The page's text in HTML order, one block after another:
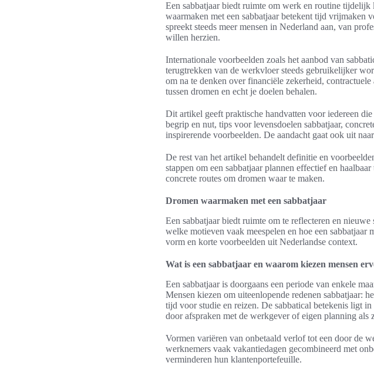
Een sabbatjaar biedt ruimte om werk en routine
waarmaken met een sabbatjaar betekent tijd vrijmaken
spreekt steeds meer mensen in Nederland aan, van
willen herzien.
Internationale voorbeelden zoals het aanbod van
terugtrekken van de werkvloer steeds gebruikelijker
om na te denken over financiële zekerheid,
tussen dromen en echt je doelen behalen.
Dit artikel geeft praktische handvatten voor iedereen
begrip en nut, tips voor levensdoelen sabbatjaar,
inspirerende voorbeelden. De aandacht gaat ook uit
De rest van het artikel behandelt definitie en
stappen om een sabbatjaar plannen effectief en
concrete routes om dromen waar te maken.
Dromen waarmaken met een sabbatjaar
Een sabbatjaar biedt ruimte om te reflecteren en
welke motieven vaak meespelen en hoe een
vorm en korte voorbeelden uit Nederlandse context.
Wat is een sabbatjaar en waarom kiezen mensen
Een sabbatjaar is doorgaans een periode van enkele
Mensen kiezen om uiteenlopende redenen sabbatjaar:
tijd voor studie en reizen. De sabbatical betekenis ligt
door afspraken met de werkgever of eigen planning als
Vormen variëren van onbetaald verlof tot een door de
werknemers vaak vakantiedagen gecombineerd met
verminderen hun klantenportefeuille.